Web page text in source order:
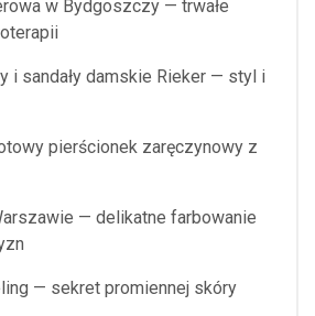
w Bydgoszczy — trwałe
i sandały damskie Rieker — styl i
pierścionek zaręczynowy z
— delikatne farbowanie
— sekret promiennej skóry